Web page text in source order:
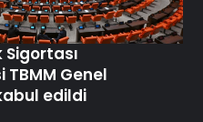
Sigortası
Genel
edildi